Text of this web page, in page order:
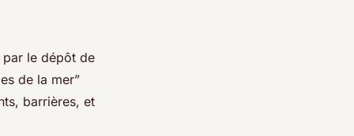
le dépôt de
de la mer”
barrières, et